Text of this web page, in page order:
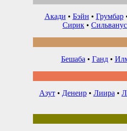
Акади • Бэйн • Грумбар
Сирик • Сильванус
Бешаба • Ганд•
Азут• Денеир• Лиира •